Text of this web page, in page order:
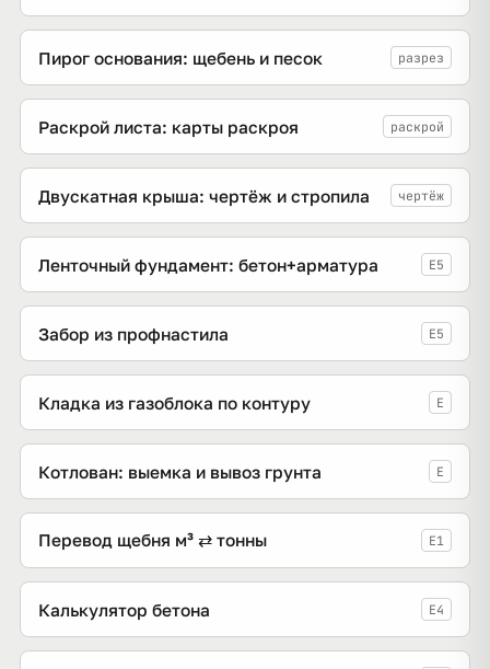
Пирог основания: щебень и песок разрез
Раскрой листа: карты раскроя раскрой
Двускатная крыша: чертёж и стропила чертёж
Ленточный фундамент: бетон+арматура E5
Забор из профнастила E5
Кладка из газоблока по контуру E
Котлован: выемка и вывоз грунта E
Перевод щебня м³ ⇄ тонны E1
Калькулятор бетона E4